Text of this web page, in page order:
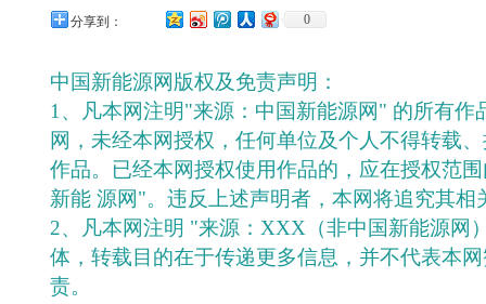
分享到： 0
中国新能源网版权及免责声明：
1、凡本网注明"来源：中国新能源网" 的所有作
网，未经本网授权，任何单位及个人不得转载
作品。已经本网授权使用作品的，应在授权范
新能 源网"。违反上述声明者，本网将追究其相
2、凡本网注明 "来源：XXX（非中国新能源网
体，转载目的在于传递更多信息，并不代表本
责。